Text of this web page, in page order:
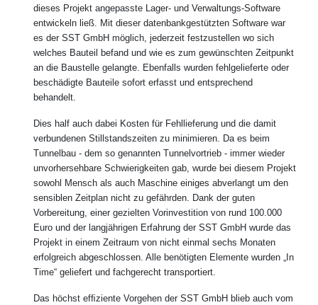
dieses Projekt angepasste Lager- und Verwaltungs-Software
entwickeln ließ. Mit dieser datenbankgestützten Software war
es der SST GmbH möglich, jederzeit festzustellen wo sich
welches Bauteil befand und wie es zum gewünschten Zeitpunkt
an die Baustelle gelangte. Ebenfalls wurden fehlgelieferte oder
beschädigte Bauteile sofort erfasst und entsprechend
behandelt.
Dies half auch dabei Kosten für Fehllieferung und die damit
verbundenen Stillstandszeiten zu minimieren. Da es beim
Tunnelbau - dem so genannten Tunnelvortrieb - immer wieder
unvorhersehbare Schwierigkeiten gab, wurde bei diesem Projekt
sowohl Mensch als auch Maschine einiges abverlangt um den
sensiblen Zeitplan nicht zu gefährden. Dank der guten
Vorbereitung, einer gezielten Vorinvestition von rund 100.000
Euro und der langjährigen Erfahrung der SST GmbH wurde das
Projekt in einem Zeitraum von nicht einmal sechs Monaten
erfolgreich abgeschlossen. Alle benötigten Elemente wurden „In
Time“ geliefert und fachgerecht transportiert.
Das höchst efﬁziente Vorgehen der SST GmbH blieb auch vom